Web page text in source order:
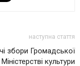
наступна стаття
збори Громадської
культури